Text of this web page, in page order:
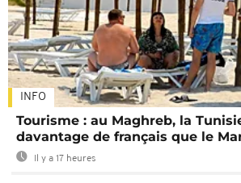
INFO
Tourisme : au Maghreb, la
davantage de français que le
Il y a 17 heures